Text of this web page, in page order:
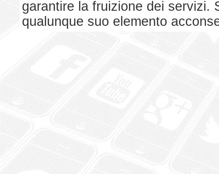
garantire la fruizione dei servizi.
qualunque suo elemento